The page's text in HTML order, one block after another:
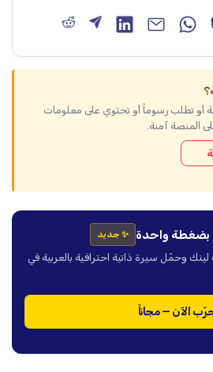
أو تطلب رسوماً أو تحتوي على معلومات
المنصة آمنة.
بضغطة واحدة ✨ جديد
وحمّل سيرة ذاتية احترافية بالعربية في
الآن — مجاناً